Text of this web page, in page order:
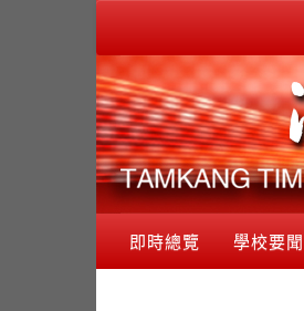
即時總覽 學校要聞